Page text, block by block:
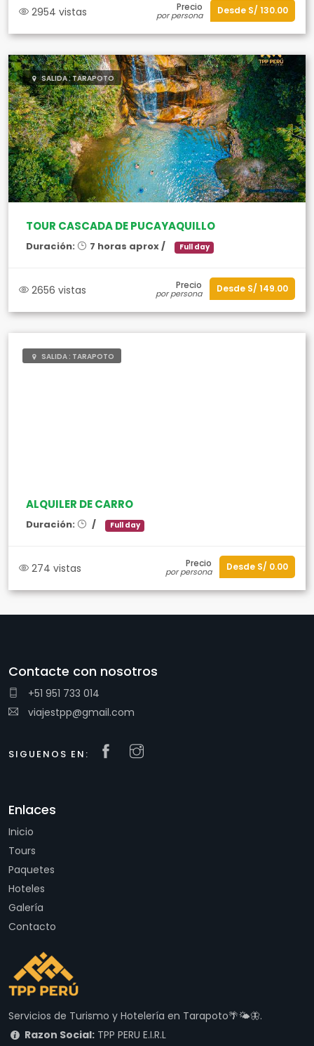
2954 vistas Precio
por persona Desde S/ 130.00
SALIDA : TARAPOTO
TOUR CASCADA DE PUCAYAQUILLO
Duración: 7 horas aprox / Full day
2656 vistas Precio
por persona Desde S/ 149.00
SALIDA : TARAPOTO
ALQUILER DE CARRO
Duración: / Full day
274 vistas Precio
por persona Desde S/ 0.00
Contacte con nosotros
+51 951 733 014
viajestpp@gmail.com
SIGUENOS EN:
Enlaces
Inicio
Tours
Paquetes
Hoteles
Galería
Contacto
Servicios de Turismo y Hotelería en Tarapoto🌴🌤🦋.
Razon Social:TPP PERU E.I.R.L